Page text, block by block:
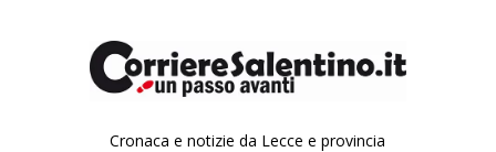
Cronaca e notizie da Lecce e provincia